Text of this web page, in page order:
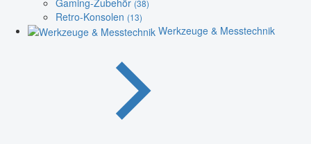
(38)
Retro-Konsolen (13)
Werkzeuge & Messtechnik